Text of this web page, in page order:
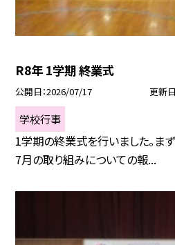
R8年 1学期 終業式
公開日 2026/07/17 更新日
学校行事
1学期の終業式を行いました。ま
7月の取り組みについての報...